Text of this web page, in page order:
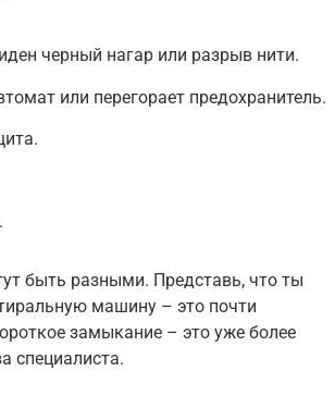
черный нагар или разрыв нити.
или перегорает предохранитель.
быть разными. Представь, что ты
машину – это почти
замыкание – это уже более
специалиста.